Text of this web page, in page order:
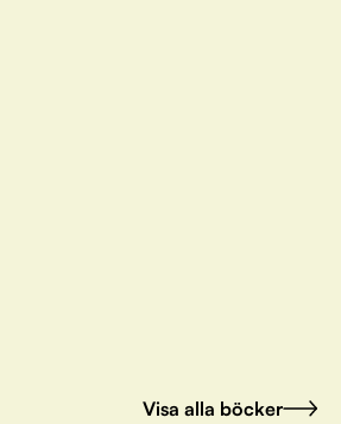
Visa alla böcker